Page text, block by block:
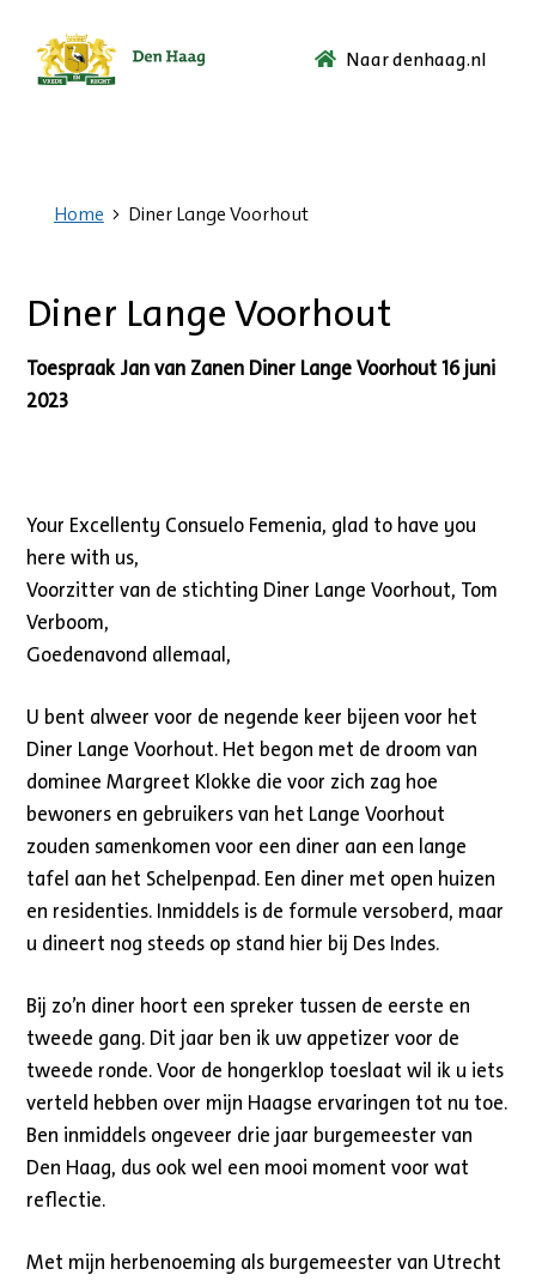
Ga
Naar denhaag.nl
Home Diner Lange Voorhout
Diner Lange Voorhout
Toespraak Jan van Zanen Diner Lange Voorhout 16 juni
2023
Your Excellenty Consuelo Femenia, glad to have you
here with us,
Voorzitter van de stichting Diner Lange Voorhout, Tom
Verboom,
Goedenavond allemaal,
U bent alweer voor de negende keer bijeen voor het
Diner Lange Voorhout. Het begon met de droom van
dominee Margreet Klokke die voor zich zag hoe
bewoners en gebruikers van het Lange Voorhout
zouden samenkomen voor een diner aan een lange
tafel aan het Schelpenpad. Een diner met open huizen
en residenties. Inmiddels is de formule versoberd, maar
u dineert nog steeds op stand hier bij Des Indes.
Bij zo’n diner hoort een spreker tussen de eerste en
tweede gang. Dit jaar ben ik uw appetizer voor de
tweede ronde. Voor de hongerklop toeslaat wil ik u iets
verteld hebben over mijn Haagse ervaringen tot nu toe.
Ben inmiddels ongeveer drie jaar burgemeester van
Den Haag, dus ook wel een mooi moment voor wat
reflectie.
Met mijn herbenoeming als burgemeester van Utrecht